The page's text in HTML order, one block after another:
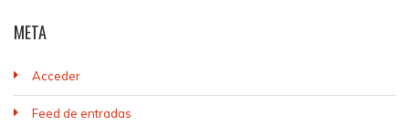
META
Acceder
Feed de entradas